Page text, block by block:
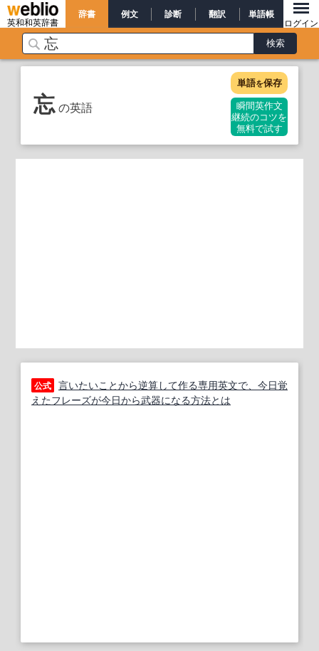
英和和英辞書
辞書 例文 診断 翻訳 単語帳
ログイン
忘 の英語
単語を保存
瞬間英作文
継続のコツを
無料で試す
公式 言いたいことから逆算して作る専用英文で、今日覚
えたフレーズが今日から武器になる方法とは